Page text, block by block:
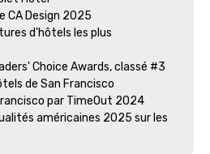
CA Design 2025
d'hôtels les plus
Choice Awards, classé #3
de San Francisco
par TimeOut 2024
américaines 2025 sur les